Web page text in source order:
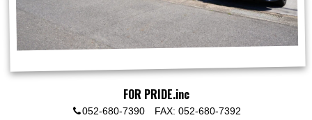
FOR PRIDE.inc
052-680-7390 FAX: 052-680-7392